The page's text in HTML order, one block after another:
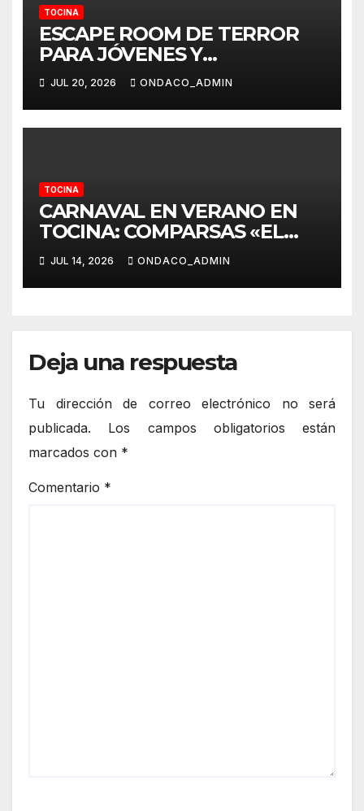
TOCINA
ESCAPE ROOM DE TERROR
PARA JÓVENES Y
ADOLESCENTES EN TOCINA
JUL 20, 2026 ONDACO_ADMIN
TOCINA
CARNAVAL EN VERANO EN
TOCINA: COMPARSAS «EL
PATRIOTA» Y «DR»
JUL 14, 2026 ONDACO_ADMIN
Deja una respuesta
Tu dirección de correo electrónico no será
publicada.
Los campos obligatorios están
marcados con *
Comentario *